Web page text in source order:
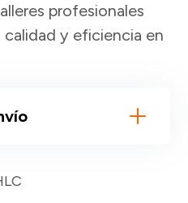
profesionales
y eficiencia en